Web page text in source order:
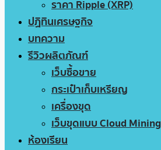
ราคา Ripple (XRP)
ปฏิทินเศรษฐกิจ
บทความ
รีวิวผลิตภัณฑ์
เว็บซื้อขาย
กระเป๋าเก็บเหรียญ
เครื่องขุด
เว็บขุดแบบ Cloud Mining
ห้องเรียน